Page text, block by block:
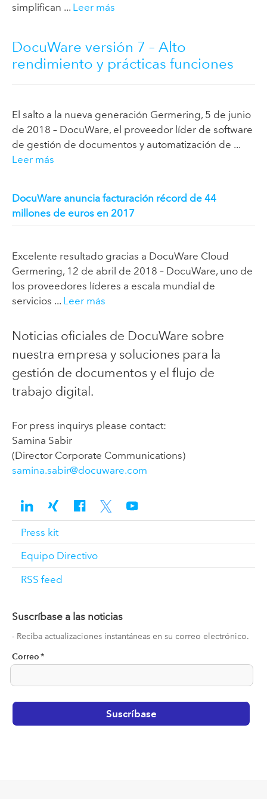
simplifican ... Leer más
DocuWare versión 7 – Alto
rendimiento y prácticas funciones
El salto a la nueva generación Germering, 5 de junio
de 2018 – DocuWare, el proveedor líder de software
de gestión de documentos y automatización de ...
Leer más
DocuWare anuncia facturación récord de 44
millones de euros en 2017
Excelente resultado gracias a DocuWare Cloud
Germering, 12 de abril de 2018 – DocuWare, uno de
los proveedores líderes a escala mundial de
servicios ... Leer más
Noticias oficiales de DocuWare sobre
nuestra empresa y soluciones para la
gestión de documentos y el flujo de
trabajo digital.
For press inquirys please contact:
Samina Sabir
(Director Corporate Communications)
samina.sabir@docuware.com
Press kit
Equipo Directivo
RSS feed
Suscríbase a las noticias
- Reciba actualizaciones instantáneas en su correo electrónico.
Correo*